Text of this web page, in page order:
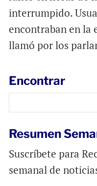
interrumpido.
encontraban en la
llamó por los
Encontrar
Resumen
Suscríbete para
semanal de